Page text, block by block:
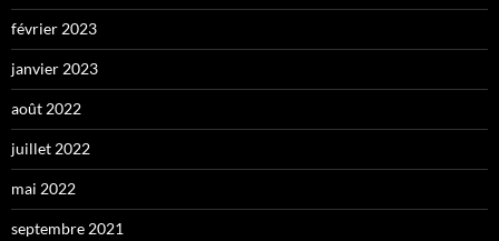
février 2023
janvier 2023
août 2022
juillet 2022
mai 2022
septembre 2021